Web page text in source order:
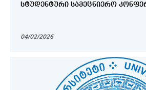
ᲡᲢᲣᲓᲔᲜᲢᲣᲠᲘ ᲡᲐᲛᲔᲪᲜᲘᲔᲠᲝ
04/02/2026